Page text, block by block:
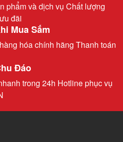
phẩm và dịch vụ Chất lượng
đãi
Mua Sắm
hóa chính hãng Thanh toán
Đáo
trong 24h Hotline phục vụ